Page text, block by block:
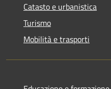
Catasto e urbanistica
Turismo
Mobilità e trasporti